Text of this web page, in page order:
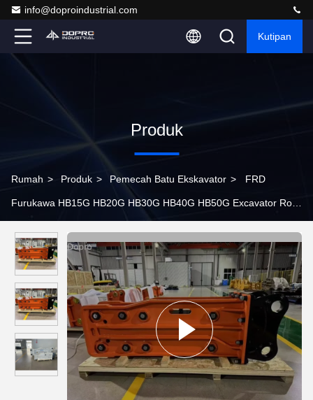
info@doproindustrial.com
Kutipan
Produk
Rumah > Produk > Pemecah Batu Ekskavator > FRD
Furukawa HB15G HB20G HB30G HB40G HB50G Excavator Rock